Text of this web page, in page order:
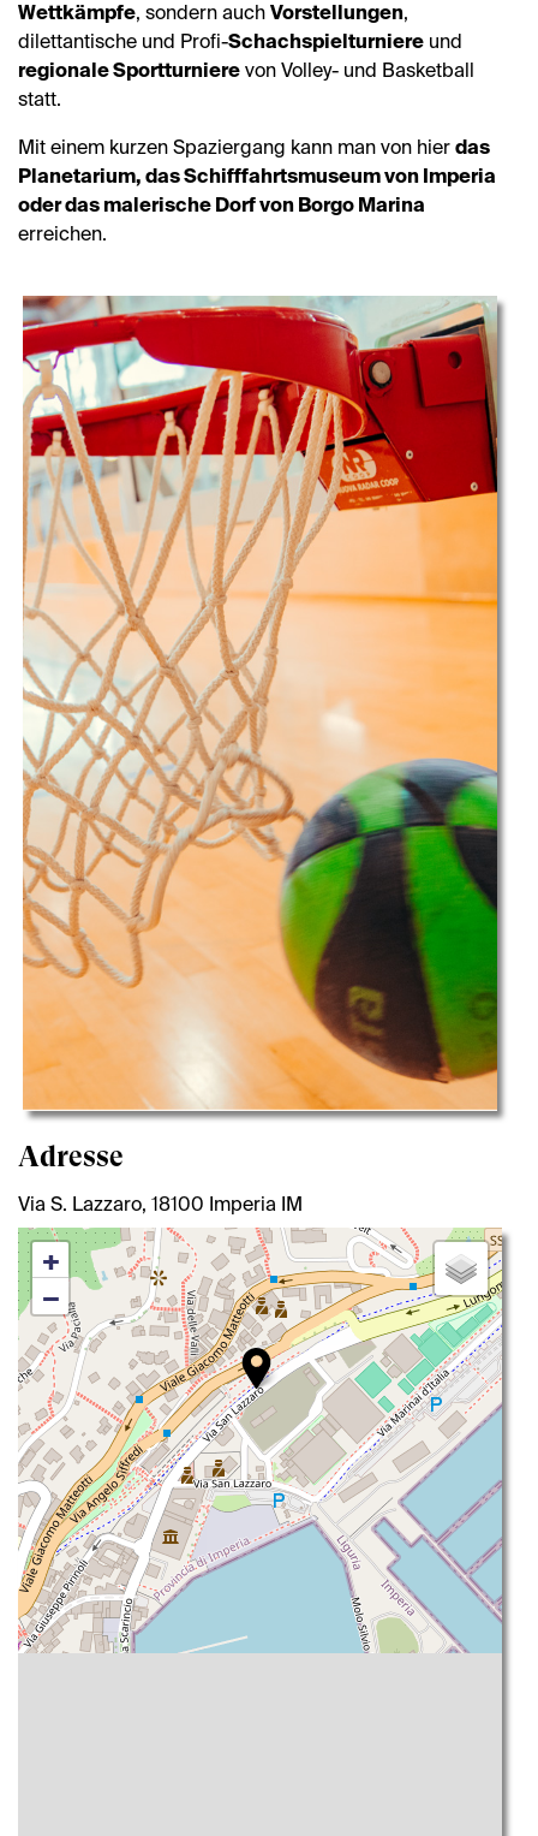
Wettkämpfe, sondern auch Vorstellungen,
dilettantische und Profi-Schachspielturniere und
regionale Sportturniere von Volley- und Basketball
statt.
Mit einem kurzen Spaziergang kann man von hier das
Planetarium, das Schifffahrtsmuseum von Imperia
oder das malerische Dorf von Borgo Marina
erreichen.
Adresse
Via S. Lazzaro, 18100 Imperia IM
+
−